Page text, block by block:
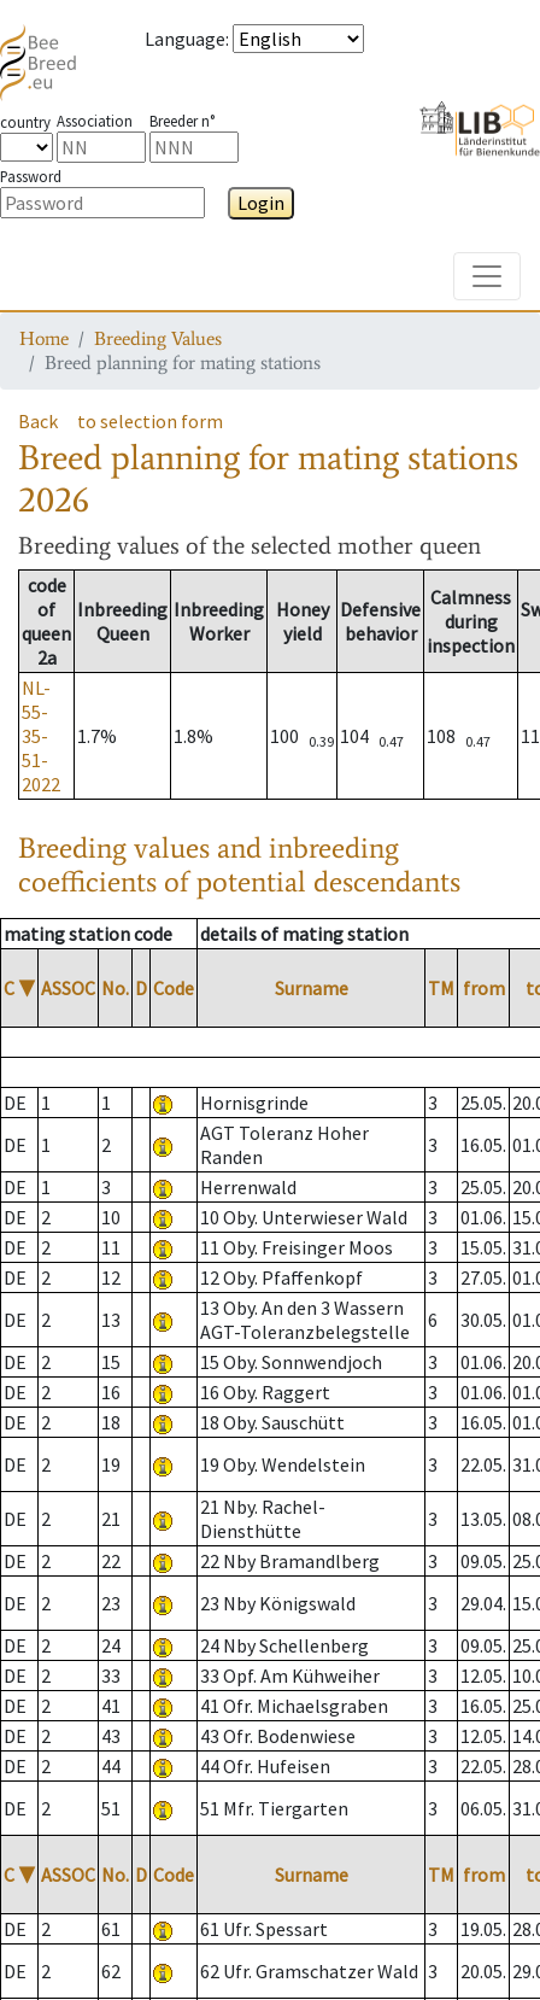
Language:
country Association Breeder n°
Password
Login
Home
Breeding Values
Breed planning for mating stations
Back to selection form
Breed planning for mating stations
2026
Breeding values of the selected mother queen
code
of
queen
2a
Inbreeding
Queen
Inbreeding
Worker
Honey
yield
Defensive
behavior
Calmness
during
inspection
NL-
55-
35-
51-
2022
1.7% 1.8% 100 0.39 104 0.47 108 0.47
Breeding values and inbreeding
coefficients of potential descendants
mating station code details of mating station
C ▼ ASSOC No. D Code Surname TM from
DE 1 1 Hornisgrinde 3 25.05.
DE
1 2
AGT Toleranz Hoher
Randen
3 16.05.
DE
1 3 Herrenwald 3 25.05.
DE
2 10 10 Oby. Unterwieser Wald 3 01.06.
DE
2 11 11 Oby. Freisinger Moos 3 15.05.
DE
2 12 12 Oby. Pfaffenkopf 3 27.05.
DE
2 13
13 Oby. An den 3 Wassern
AGT-Toleranzbelegstelle
6 30.05.
DE
2 15 15 Oby. Sonnwendjoch 3 01.06.
DE
2 16 16 Oby. Raggert 3 01.06.
DE
2 18 18 Oby. Sauschütt 3 16.05.
DE
2 19 19 Oby. Wendelstein 3 22.05.
DE 2 21
21 Nby. Rachel-
Diensthütte
3 13.05.
DE
2 22 22 Nby Bramandlberg 3 09.05.
DE
2 23 23 Nby Königswald 3 29.04.
DE
2 24 24 Nby Schellenberg 3 09.05.
DE
2 33 33 Opf. Am Kühweiher 3 12.05.
DE
2 41 41 Ofr. Michaelsgraben 3 16.05.
DE
2 43 43 Ofr. Bodenwiese 3 12.05.
DE
2 44 44 Ofr. Hufeisen 3 22.05.
DE
2 51 51 Mfr. Tiergarten 3 06.05.
C ▼ ASSOC No. D Code Surname TM from
DE 2 61 61 Ufr. Spessart 3 19.05.
DE
2 62 62 Ufr. Gramschatzer Wald 3 20.05.